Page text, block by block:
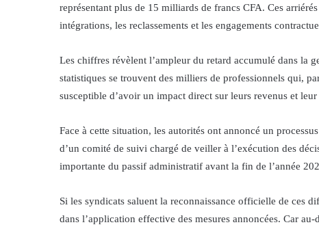
représentant plus de 15 milliards de francs CFA. Ces
intégrations, les reclassements et les engagements
Les chiffres révèlent l’ampleur du retard accumulé dans la
statistiques se trouvent des milliers de professionnels qui,
susceptible d’avoir un impact direct sur leurs revenus et
Face à cette situation, les autorités ont annoncé un
d’un comité de suivi chargé de veiller à l’exécution des
importante du passif administratif avant la fin de l’année
Si les syndicats saluent la reconnaissance officielle de ces
dans l’application effective des mesures annoncées. Car